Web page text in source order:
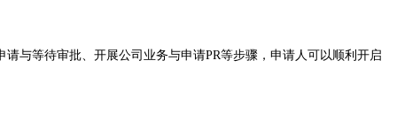
等待审批、开展公司业务与申请PR等步骤，申请人可以顺利开启